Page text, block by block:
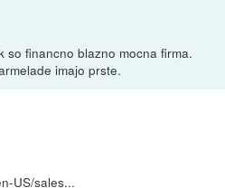
so financno blazno mocna firma.
imajo prste.
US/sales...